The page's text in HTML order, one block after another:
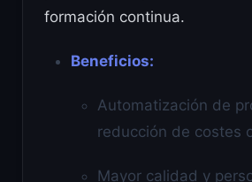
formación continua.
Beneficios:
Automatización de
reducción de costes
Mayor calidad y